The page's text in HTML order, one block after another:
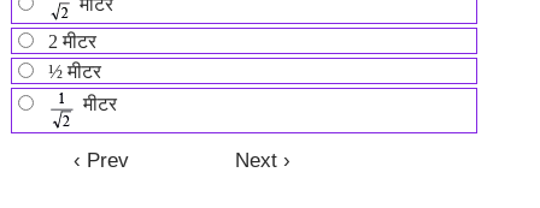
2 मीटर
½ मीटर
मीटर